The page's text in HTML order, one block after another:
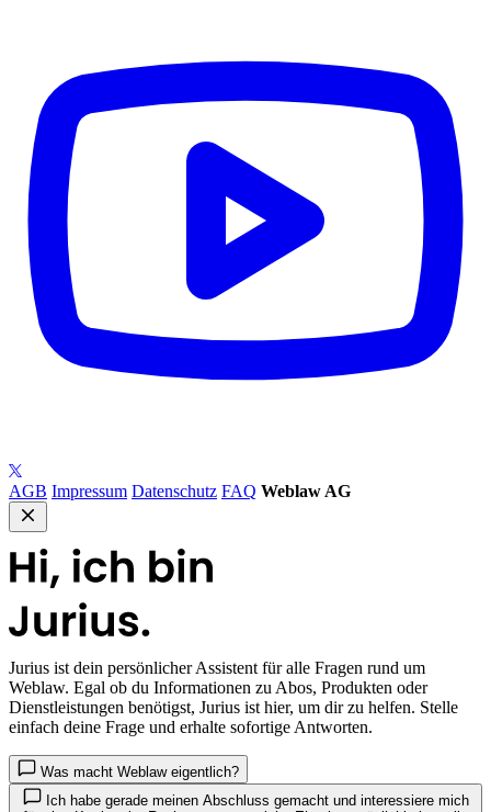
AGB Impressum Datenschutz FAQ Weblaw AG
Jurius ist dein persönlicher Assistent für alle Fragen rund um
Weblaw. Egal ob du Informationen zu Abos, Produkten oder
Dienstleistungen benötigst, Jurius ist hier, um dir zu helfen. Stelle
einfach deine Frage und erhalte sofortige Antworten.
Was macht Weblaw eigentlich?
Ich habe gerade meinen Abschluss gemacht und interessiere mich